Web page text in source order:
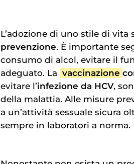
L’adozione di uno stile di vita
prevenzione. È importante
consumo di alcol, evitare il
adeguato. La vaccinazione
evitare l’infezione da HCV,
della malattia. Alle misure
a un’attività sessuale sicura
sempre in laboratori a norma.